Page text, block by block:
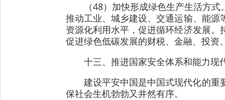
（48）加快形成绿色生产生活方
推动工业、城乡建设、交通运输、能
资源化利用水平，促进循环经济发展
促进绿色低碳发展的财税、金融、投
十三、推进国家安全体系和能力现
建设平安中国是中国式现代化的
保社会生机勃勃又井然有序。